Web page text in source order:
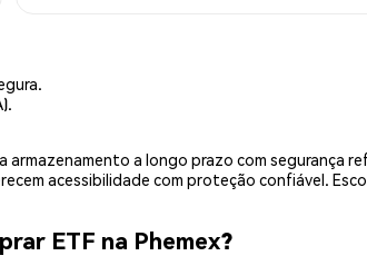
armazenamento a longo prazo com segurança
acessibilidade com proteção confiável.
ETF na Phemex?